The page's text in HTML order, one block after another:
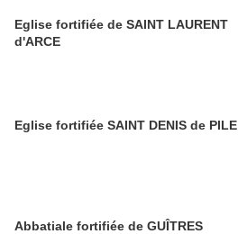
Eglise fortifiée de SAINT LAURENT
d'ARCE
Eglise fortifiée SAINT DENIS de PILE
Abbatiale fortifiée de GUÎTRES